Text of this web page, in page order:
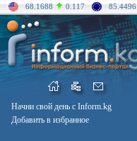
68.1688 0.117 85.4496
Начни свой день с Inform.kg
Добавить в избранное